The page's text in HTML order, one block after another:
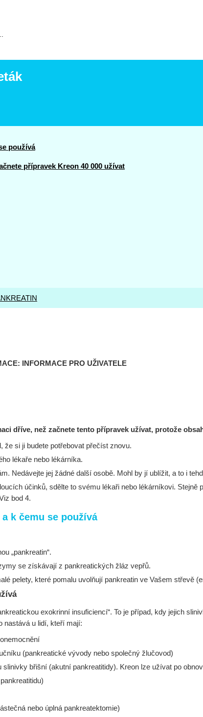
používá
přípravek Kreon 40 000 užívat
INFORMACE PRO UŽIVATELE
dříve, než začnete tento přípravek užívat, protože
že si ji budete potřebovat přečíst znovu.
lékaře nebo lékárníka.
Nedávejte jej žádné další osobě. Mohl by jí ublížit, a to i
účinků, sdělte to svému lékaři nebo lékárníkovi. Stejně
bod 4.
k čemu se používá
„pankreatin“.
se získávají z pankreatických žláz vepřů.
pelety, které pomalu uvolňují pankreatin ve Vašem střevě
exokrinní insuficiencí“. To je případ, kdy jejich
nastává u lidí, kteří mají:
(pankreatické vývody nebo společný žlučovod)
břišní (akutní pankreatitidy). Kreon lze užívat po
nebo úplná pankreatektomie)